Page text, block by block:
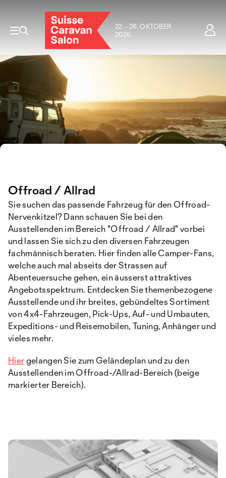
22. - 26. OKTOBER
2026
Offroad / Allrad
Sie suchen das passende Fahrzeug für den Offroad-
Nervenkitzel? Dann schauen Sie bei den
Ausstellenden im Bereich "Offroad / Allrad" vorbei
und lassen Sie sich zu den diversen Fahrzeugen
fachmännisch beraten. Hier finden alle Camper-Fans,
welche auch mal abseits der Strassen auf
Abenteuersuche gehen, ein äusserst attraktives
Angebotsspektrum. Entdecken Sie themenbezogene
Ausstellende und ihr breites, gebündeltes Sortiment
von 4x4-Fahrzeugen, Pick-Ups, Auf- und Umbauten,
Expeditions- und Reisemobilen, Tuning, Anhänger und
vieles mehr.
Hiergelangen Sie zum Geländeplan und zu den
Ausstellenden im Offroad-/Allrad-Bereich (beige
markierter Bereich).